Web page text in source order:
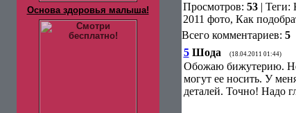
Основа здоровья малыша!
Просмотров: 53| Теги:
2011 фото, Как
Всего комментариев: 5
5 Шода (18.04.2011 01:44)
Обожаю бижутерию. Но
могут ее носить. У
деталей. Точно! Надо